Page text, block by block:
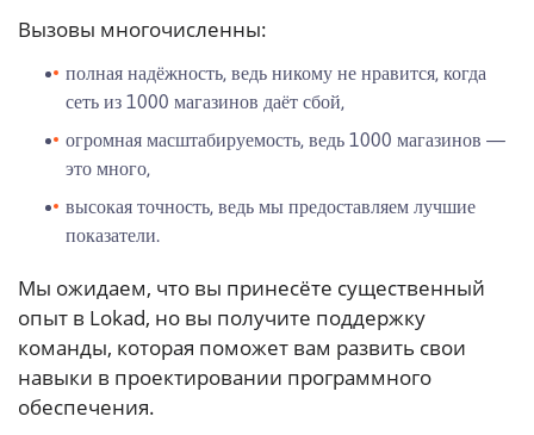
Вызовы многочисленны:
полная надёжность, ведь никому не нравится, когда
сеть из 1000 магазинов даёт сбой,
огромная масштабируемость, ведь 1000 магазинов —
это много,
высокая точность, ведь мы предоставляем лучшие
показатели.
Мы ожидаем, что вы принесёте существенный
опыт в Lokad, но вы получите поддержку
команды, которая поможет вам развить свои
навыки в проектировании программного
обеспечения.